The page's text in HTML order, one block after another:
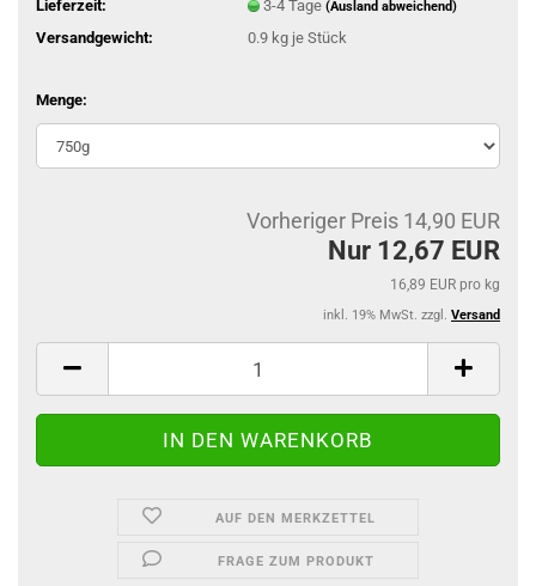
Lieferzeit:
3-4 Tage (Ausland abweichend)
Versandgewicht: 0.9kg je Stück
Menge:
Vorheriger Preis 14,90 EUR
Nur 12,67 EUR
16,89 EUR pro kg
inkl. 19% MwSt. zzgl. Versand
AUF DEN MERKZETTEL
FRAGE ZUM PRODUKT